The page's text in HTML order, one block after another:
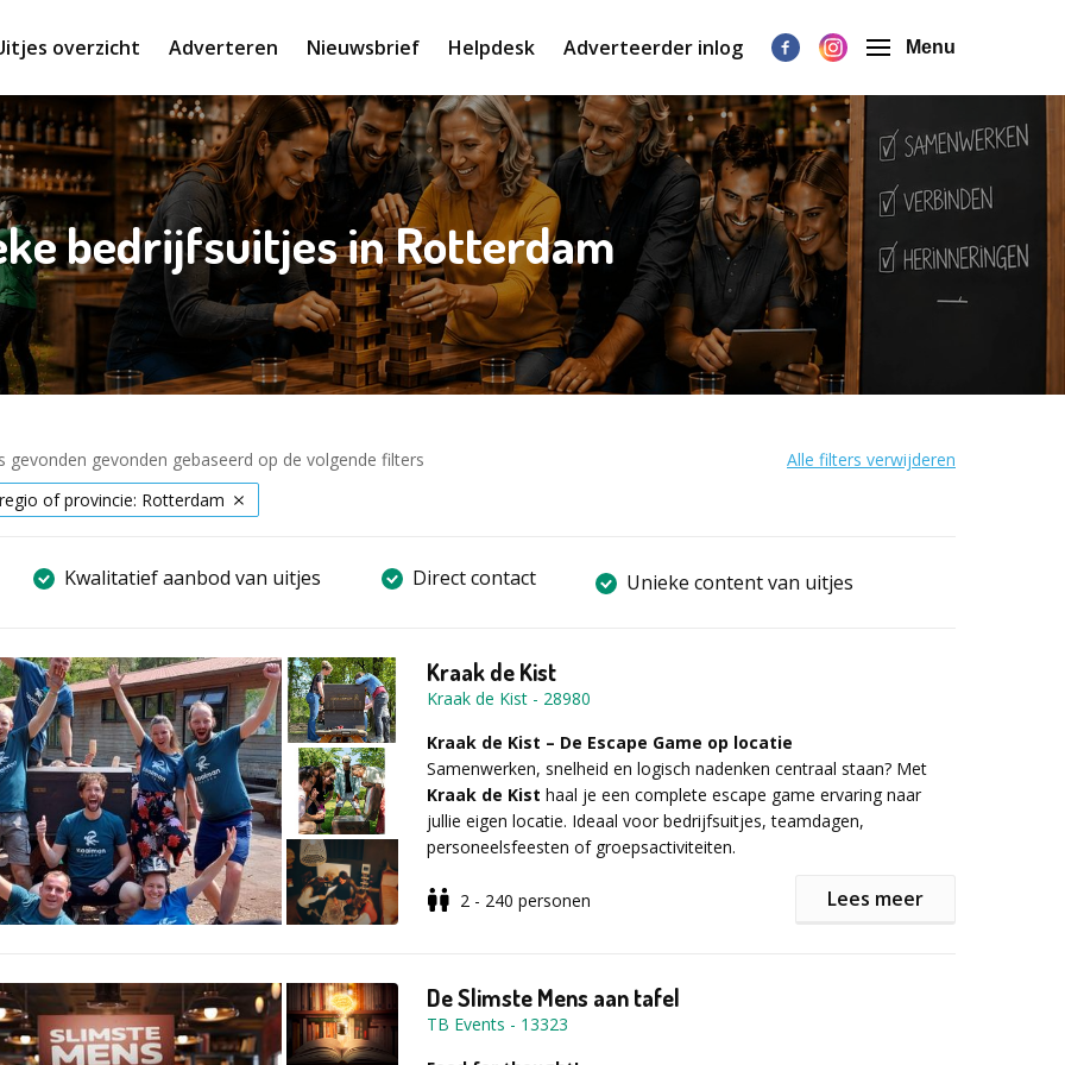
overzicht Adverteren Nieuwsbrief Helpdesk Adverteerder inlog Menu
bedrijfsuitjes in Rotterdam
gevonden gevonden gebaseerd op de volgende filters
Alle filters verwijderen
of provincie: Rotterdam
Kwalitatief aanbod van uitjes Direct contact Unieke content van uitjes
Kraak de Kist
Kraak de Kist - 28980
Kraak de Kist – De Escape Game op locatie
Samenwerken, snelheid en logisch nadenken centraal staan? Met
Kraak de Kist haal je een complete escape game ervaring naar
jullie eigen locatie. Ideaal voor bedrijfsuitjes, teamdagen,
personeelsfeesten of groepsactiviteiten.
de taak om binnen 60 minuten de geheimen van de kist te
ontrafelen. Alleen door goed samen te werken en scherp te blijven,
lukt het om de kist op tijd te kraken.
2 - 240 personen Lees meer
De Slimste Mens aan tafel
TB Events - 13323